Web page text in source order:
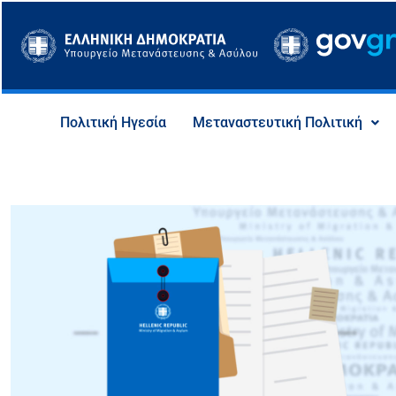
στο
περιεχόμενο
Πολιτική Ηγεσία Μεταναστευτική Πολιτική